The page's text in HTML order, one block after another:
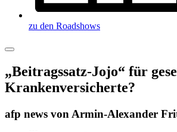
zu den Roadshows
„Beitragssatz-Jojo“ für
Krankenversicherte?
afp news von Armin-Alexander